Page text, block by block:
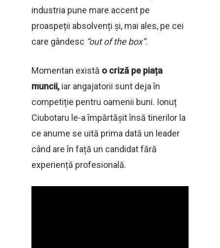
industria pune mare accent pe
proaspeții absolvenți și, mai ales, pe cei
care gândesc “out of the box”.
Momentan există o criză pe piața
muncii, iar angajatorii sunt deja în
competiție pentru oamenii buni. Ionuț
Ciubotaru le-a împărtășit însă tinerilor la
ce anume se uită prima dată un leader
când are în față un candidat fără
experiență profesională.